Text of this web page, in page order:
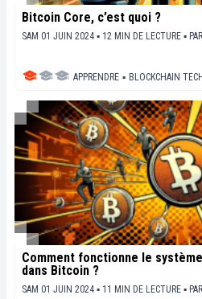
Bitcoin Core, c’est quoi ?
SAM 01 JUIN 2024 ▪ 12 MIN DE LECTURE ▪ PAR
APPRENDRE ▪ BLOCKCHAIN
Comment fonctionne le
dans Bitcoin ?
SAM 01 JUIN 2024 ▪ 11 MIN DE LECTURE ▪ PAR